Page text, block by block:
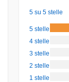
5 su 5 stelle
5 stelle
4 stelle
3 stelle
2 stelle
1 stelle